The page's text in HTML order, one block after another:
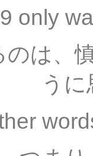
only
のは、
う